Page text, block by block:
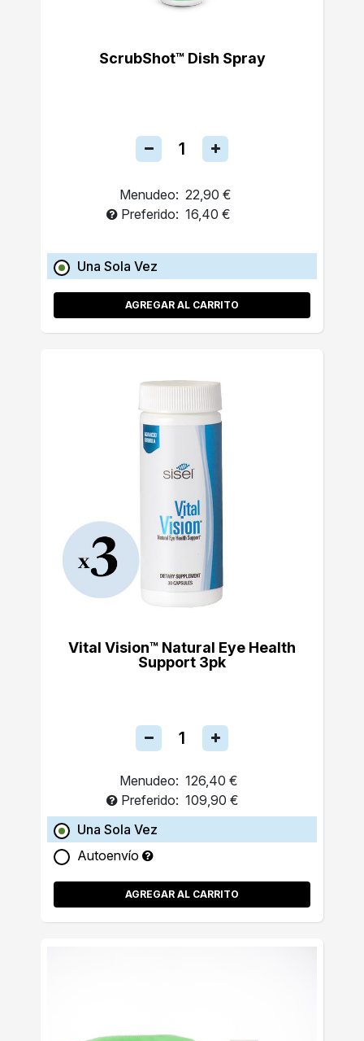
ScrubShot™ Dish Spray
Menudeo: 22,90 €
Preferido: 16,40 €
Una Sola Vez
AGREGAR AL CARRITO
Vital Vision™ Natural Eye Health
Support 3pk
Menudeo: 126,40 €
Preferido: 109,90 €
Una Sola Vez
Autoenvío
AGREGAR AL CARRITO